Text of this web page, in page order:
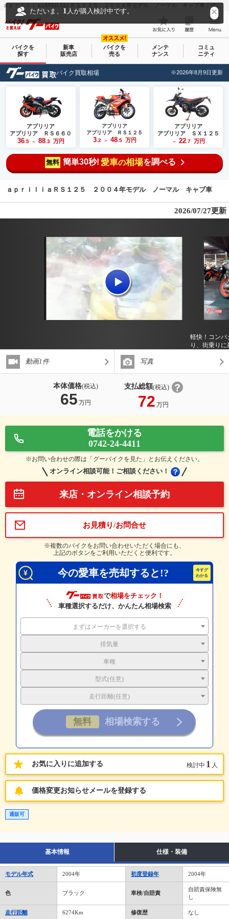
ただいま、 1 人が購入検討中です。
バイクを
探す
新車
販売店
バイクを
売る
メンテ
ナンス
コミュ
ニティ
バイク買取相場 ※2026年8月9日更新
アプリリア
アプリリア ＲＳ６６０
36.5 ～ 88.3 万円
アプリリア
アプリリア ＲＳ１２５
3.2 ～ 48.5 万円
アプリリア
アプリリア ＳＸ１２５
～ 22.7 万円
無料 簡単30秒! 愛車の相場を調べる
ａｐｒｉｌｉａＲＳ１２５ ２００４年モデル ノーマル キャブ車
2026/07/27更新
軽快！コンパ
り、街乗りに
動画1件 写真
本体価格(税込)
65 万円
支払総額(税込)
72 万円
電話をかける
0742-24-4411
※お問い合わせの際は「グーバイクを見た」とお伝えください。
オンライン相談可能！ご相談ください！
来店・オンライン相談予約
お見積り/お問合せ
※複数のバイクをお問い合わせいただく場合にも、
上記のボタンをご利用いただくと便利です。
今の愛車を売却すると!?
で相場をチェック！
車種選択するだけ、かんたん相場検索
まずはメーカーを選択する
排気量
車種
型式(任意)
走行距離(任意)
お気に入りに追加する 検討中 1 人
価格変更お知らせメールを登録する
通販可
基本情報 仕様・装備
モデル年式 2004年 初度登録年 2004年
色 ブラック 車検/自賠責
自賠責保険無
し
走行距離 6274Km 修復歴 なし